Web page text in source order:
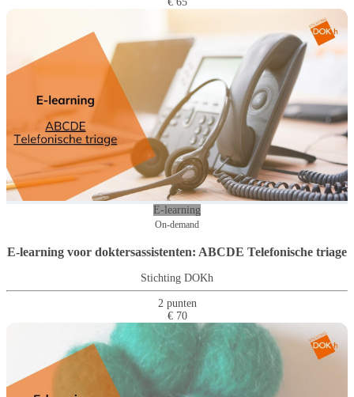
E-learning
On-demand
E-learning voor doktersassistenten: ABCDE Telefonische triage
Stichting DOKh
2 punten
€ 70